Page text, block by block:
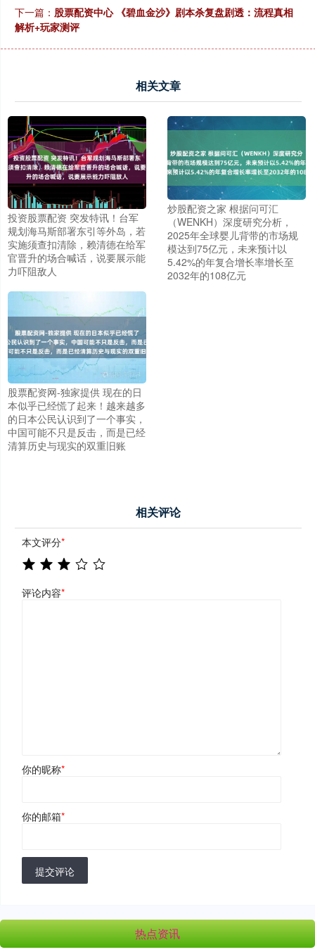
下一篇： 股票配资中心 《碧血金沙》剧本杀复盘剧透：流程真相
解析+玩家测评
相关文章
投资股票配资 突发特讯！台军
规划海马斯部署东引等外岛，若
实施须查扣清除，赖清德在给军
官晋升的场合喊话，说要展示能
力吓阻敌人
炒股配资之家 根据问可汇
（WENKH）深度研究分析，
2025年全球婴儿背带的市场规
模达到75亿元，未来预计以
5.42%的年复合增长率增长至
2032年的108亿元
股票配资网-独家提供 现在的日
本似乎已经慌了起来！越来越多
的日本公民认识到了一个事实，
中国可能不只是反击，而是已经
清算历史与现实的双重旧账
相关评论
本文评分*
评论内容*
你的昵称*
你的邮箱*
提交评论
热点资讯